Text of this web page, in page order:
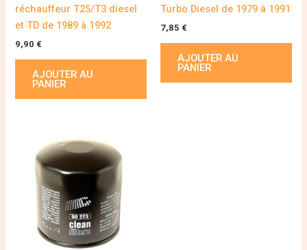
réchauffeur T25/T3 diesel
et TD de 1989 à 1992
9,90 €
AJOUTER AU
PANIER
Turbo Diesel de 1979 à 1991
7,85 €
AJOUTER AU
PANIER